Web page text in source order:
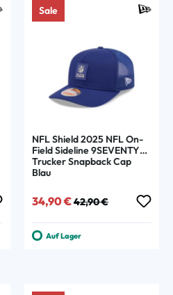
Sale
NFL Shield 2025 NFL On-
Field Sideline 9SEVENTY
Trucker Snapback Cap
Blau
Verkaufspreis:
34,90 € Regulärer Preis:
42,90 €
Auf Lager